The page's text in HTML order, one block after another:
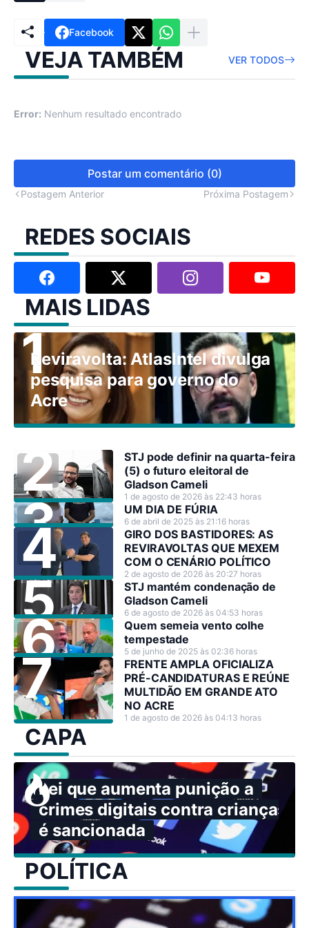
Facebook
VEJA TAMBÉM VER TODOS
Error: Nenhum resultado encontrado
Postar um comentário (0)
Postagem Anterior Próxima Postagem
REDES SOCIAIS
MAIS LIDAS
Reviravolta: AtlasIntel divulga
pesquisa para governo do
Acre
STJ pode definir na quarta-feira
(5) o futuro eleitoral de
Gladson Cameli
1 de agosto de 2026 às 22:43 horas
UM DIA DE FÚRIA
6 de abril de 2025 às 21:16 horas
GIRO DOS BASTIDORES: AS
REVIRAVOLTAS QUE MEXEM
COM O CENÁRIO POLÍTICO
2 de agosto de 2026 às 20:27 horas
STJ mantém condenação de
Gladson Cameli
6 de agosto de 2026 às 04:53 horas
Quem semeia vento colhe
tempestade
5 de junho de 2025 às 02:36 horas
FRENTE AMPLA OFICIALIZA
PRÉ-CANDIDATURAS E REÚNE
MULTIDÃO EM GRANDE ATO
NO ACRE
1 de agosto de 2026 às 04:13 horas
CAPA
Lei que aumenta punição a
crimes digitais contra crianças
é sancionada
POLÍTICA